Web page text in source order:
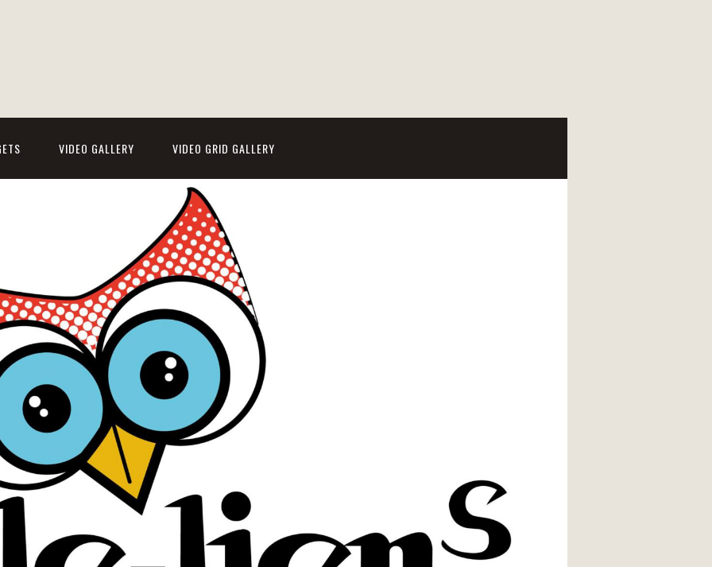
VIDEO GALLERY VIDEO GRID GALLERY